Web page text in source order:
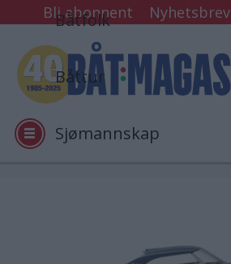
Bli abonnent Nyhetsbrev
Båtfolk
Båttur
Sjømannskap